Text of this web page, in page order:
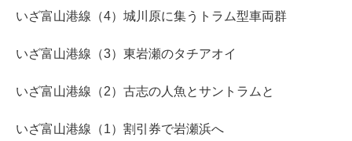
いざ富山港線（4）城川原に集うトラム型車両群
いざ富山港線（3）東岩瀬のタチアオイ
いざ富山港線（2）古志の人魚とサントラムと
いざ富山港線（1）割引券で岩瀬浜へ